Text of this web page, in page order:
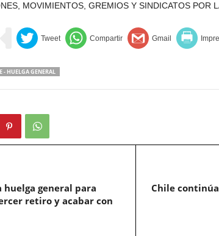
MOVIMIENTOS, GREMIOS Y SINDICATOS POR
- HUELGA GENERAL
huelga general para
retiro y acabar con
Chile